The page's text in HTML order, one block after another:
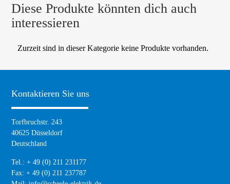
Diese Produkte könnten dich auch
interessieren
Zurzeit sind in dieser Kategorie keine Produkte vorhanden.
Kontaktieren Sie uns
Torfbruchstr. 243
40625 Düsseldorf
Deutschland
Tel.: + 49 (0) 211 231177
Fax: + 49 (0) 211 237787